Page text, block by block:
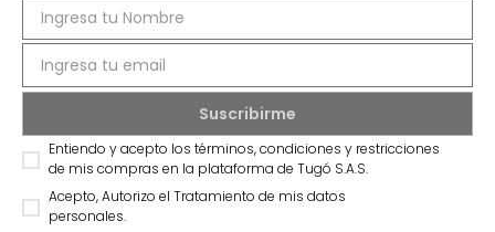
Entiendo y acepto los términos, condiciones y restricciones
de mis compras en la plataforma de Tugó S.A.S.
Acepto, Autorizo el Tratamiento de mis datos
personales.